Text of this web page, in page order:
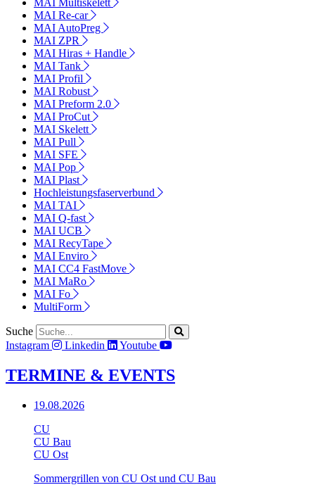
MAI Re-car
MAI AutoPreg
MAI ZPR
MAI Hiras + Handle
MAI Tank
MAI Profil
MAI Robust
MAI Preform 2.0
MAI ProCut
MAI Skelett
MAI Pull
MAI SFE
MAI Pop
MAI Plast
Hochleistungsfaserverbund
MAI TAI
MAI Q-fast
MAI UCB
MAI RecyTape
MAI Enviro
MAI CC4 FastMove
MAI MaRo
MAI Fo
MultiForm
Suche
Instagram
Linkedin Youtube
TERMINE & EVENTS
19.08.2026
CU
CU Bau
CU Ost
Sommergrillen von CU Ost und CU Bau